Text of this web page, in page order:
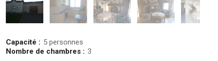
Capacité : 5 personnes
Nombre de chambres : 3